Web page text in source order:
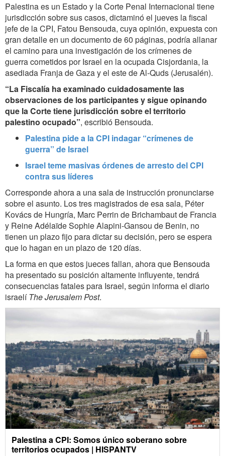
Palestina es un Estado y la Corte Penal Internacional tiene
jurisdicción sobre sus casos, dictaminó el jueves la fiscal
jefe de la CPI, Fatou Bensouda, cuya opinión, expuesta con
gran detalle en un documento de 60 páginas, podría allanar
el camino para una investigación de los crímenes de
guerra cometidos por Israel en la ocupada Cisjordania, la
asediada Franja de Gaza y el este de Al-Quds (Jerusalén).
“La Fiscalía ha examinado cuidadosamente las
observaciones de los participantes y sigue opinando
que la Corte tiene jurisdicción sobre el territorio
palestino ocupado”, escribió Bensouda.
Palestina pide a la CPI indagar “crímenes de
guerra” de Israel
Israel teme masivas órdenes de arresto del CPI
contra sus líderes
Corresponde ahora a una sala de instrucción pronunciarse
sobre el asunto. Los tres magistrados de esa sala, Péter
Kovács de Hungría, Marc Perrin de Brichambaut de Francia
y Reine Adélaïde Sophie Alapini-Gansou de Benin, no
tienen un plazo fijo para dictar su decisión, pero se espera
que lo hagan en un plazo de 120 días.
La forma en que estos jueces fallan, ahora que Bensouda
ha presentado su posición altamente influyente, tendrá
consecuencias fatales para Israel, según informa el diario
israelí The Jerusalem Post.
Palestina a CPI: Somos único soberano sobre
territorios ocupados | HISPANTV